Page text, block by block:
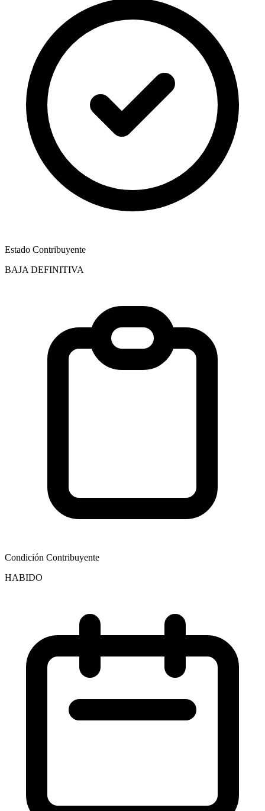
Estado Contribuyente
BAJA DEFINITIVA
Condición Contribuyente
HABIDO